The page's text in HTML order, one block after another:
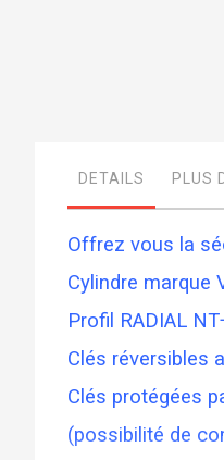
images
DETAILS
Offrez vous la
Cylindre marque
Profil RADIAL
Clés réversibles
Clés protégées
(possibilité de
PLUS